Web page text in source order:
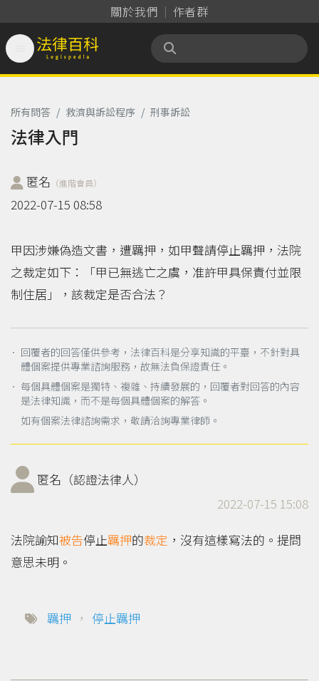
關於我們 作者群
法律百科 Legispedia
所有問答 / 救濟與訴訟程序 / 刑事訴訟
法律入門
匿名 （進階會員）
2022-07-15 08:58
甲因涉嫌偽造文書，遭羈押，如甲聲請停止羈押，法院
之裁定如下：「甲已無逃亡之虞，准許甲具保責付並限
制住居」，該裁定是否合法？
． 回覆者的回答僅供參考，法律百科是分享知識的平臺，不針對具
體個案提供專業諮詢服務，故無法負保證責任。
． 每個具體個案是獨特、複雜、持續發展的，回覆者對回答的內容
是法律知識，而不是每個具體個案的解答。
如有個案法律諮詢需求，敬請洽詢專業律師。
匿名（認證法律人）
2022-07-15 15:08
法院諭知被告停止羈押的裁定 ，沒有這樣寫法的。提問
意思未明。
羈押 ， 停止羈押